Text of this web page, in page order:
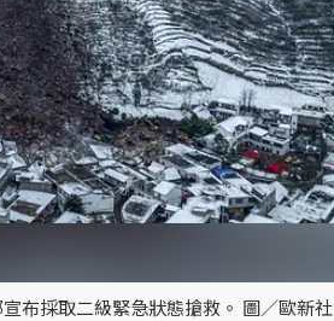
布採取二級緊急狀態搶救。 圖／歐新社